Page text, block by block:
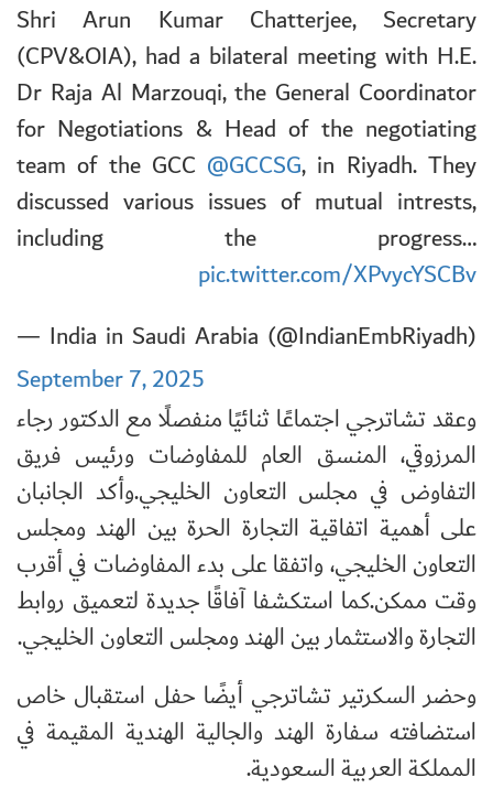
Shri Arun Kumar Chatterjee, Secretary
(CPV&OIA), had a bilateral meeting with H.E.
Dr Raja Al Marzouqi, the General Coordinator
for Negotiations & Head of the negotiating
team of the GCC @GCCSG, in Riyadh. They
discussed various issues of mutual intrests,
including the progress…
pic.twitter.com/XPvycYSCBv
— India in Saudi Arabia (@IndianEmbRiyadh)
September 7, 2025
وعقد تشاترجي اجتماعًا ثنائيًا منفصلًا مع الدكتور رجاء
المرزوقي، المنسق العام للمفاوضات ورئيس فريق
التفاوض في مجلس التعاون الخليجي.وأكد الجانبان
على أهمية اتفاقية التجارة الحرة بين الهند ومجلس
التعاون الخليجي، واتفقا على بدء المفاوضات في أقرب
وقت ممكن.كما استكشفا آفاقًا جديدة لتعميق روابط
التجارة والاستثمار بين الهند ومجلس التعاون الخليجي.
وحضر السكرتير تشاترجي أيضًا حفل استقبال خاص
استضافته سفارة الهند والجالية الهندية المقيمة في
المملكة العربية السعودية.